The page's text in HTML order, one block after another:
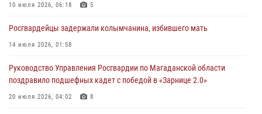
Росгвардии Герой России генерал-полковник Сергей Бойко
15 июля 2026, 06:21
10 июля 2026, 06:18 5
Росгвардейцы задержали колымчанина, избившего мать
14 июля 2026, 01:58
Руководство Управления Росгвардии по Магаданской области
поздравило подшефных кадет с победой в «Зарнице 2.0»
20 июля 2026, 04:02 8